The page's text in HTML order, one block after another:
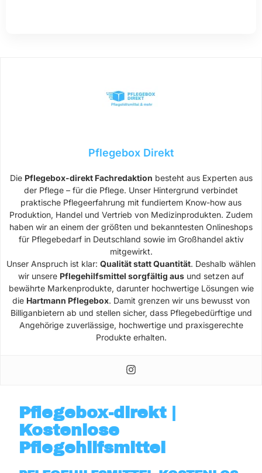
Pflegebox Direkt
Die Pflegebox-direkt Fachredaktion besteht aus Experten aus
der Pflege – für die Pflege. Unser Hintergrund verbindet
praktische Pflegeerfahrung mit fundiertem Know-how aus
Produktion, Handel und Vertrieb von Medizinprodukten. Zudem
haben wir an einem der größten und bekanntesten Onlineshops
für Pflegebedarf in Deutschland sowie im Großhandel aktiv
mitgewirkt.
Unser Anspruch ist klar: Qualität statt Quantität. Deshalb wählen
wir unsere Pflegehilfsmittel sorgfältig aus und setzen auf
bewährte Markenprodukte, darunter hochwertige Lösungen wie
die Hartmann Pflegebox. Damit grenzen wir uns bewusst von
Billiganbietern ab und stellen sicher, dass Pflegebedürftige und
Angehörige zuverlässige, hochwertige und praxisgerechte
Produkte erhalten.
Pflegebox-direkt |
Kostenlose
Pflegehilfsmittel